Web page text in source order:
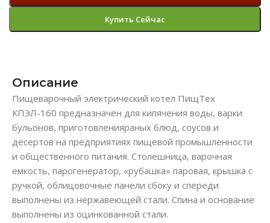
Купить Сейчас
Описание
Пищеварочный электрический котел ПищТех
КПЭЛ-160 предназначен для кипячения воды, варки
бульонов, приготовленияраных блюд, соусов и
десертов на предприятиях пищевой промышленности
и общественного питания. Столешница, варочная
емкость, парогенератор, «рубашка» паровая, крышка с
ручкой, облицовочные панели сбоку и спереди
выполнены из нержавеющей стали. Спина и основание
выполнены из оцинкованной стали.